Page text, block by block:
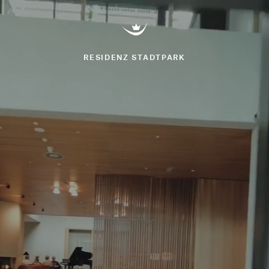
RESIDENZ STADTPARK
Stadtpark